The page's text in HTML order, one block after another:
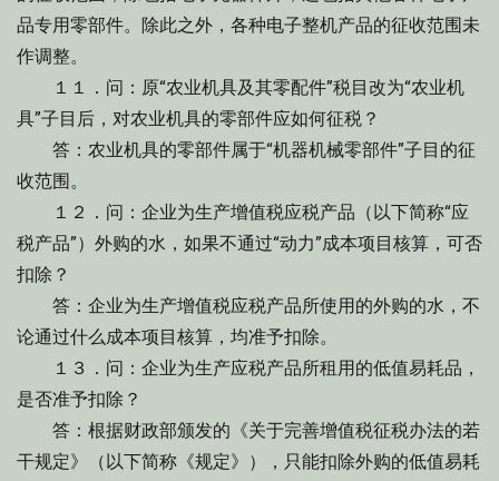
品专用零部件。除此之外，各种电子整机产品的征收范围未
作调整。
１１．问：原“农业机具及其零配件”税目改为“农业机
具”子目后，对农业机具的零部件应如何征税？
答：农业机具的零部件属于“机器机械零部件”子目的征
收范围。
１２．问：企业为生产增值税应税产品（以下简称“应
税产品”）外购的水，如果不通过“动力”成本项目核算，可否
扣除？
答：企业为生产增值税应税产品所使用的外购的水，不
论通过什么成本项目核算，均准予扣除。
１３．问：企业为生产应税产品所租用的低值易耗品，
是否准予扣除？
答：根据财政部颁发的《关于完善增值税征税办法的若
干规定》（以下简称《规定》），只能扣除外购的低值易耗